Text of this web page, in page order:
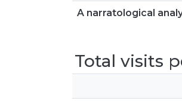
A narratological
Total visits